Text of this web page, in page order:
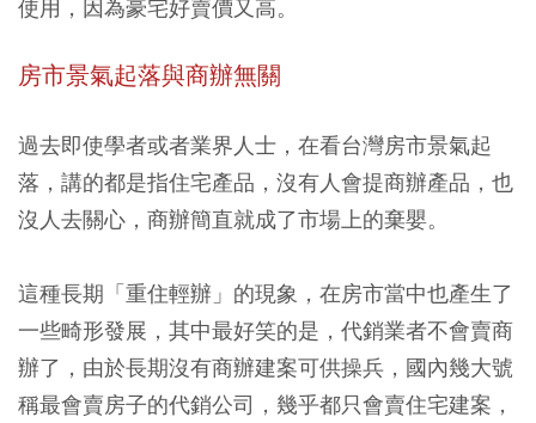
使用，因為豪宅好賣價又高。
房市景氣起落與商辦無關
過去即使學者或者業界人士，在看台灣房市景氣起
落，講的都是指住宅產品，沒有人會提商辦產品，也
沒人去關心，商辦簡直就成了市場上的棄嬰。
這種長期「重住輕辦」的現象，在房市當中也產生了
一些畸形發展，其中最好笑的是，代銷業者不會賣商
辦了，由於長期沒有商辦建案可供操兵，國內幾大號
稱最會賣房子的代銷公司，幾乎都只會賣住宅建案，